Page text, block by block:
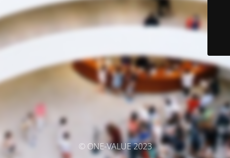
© ONE-VALUE 2023